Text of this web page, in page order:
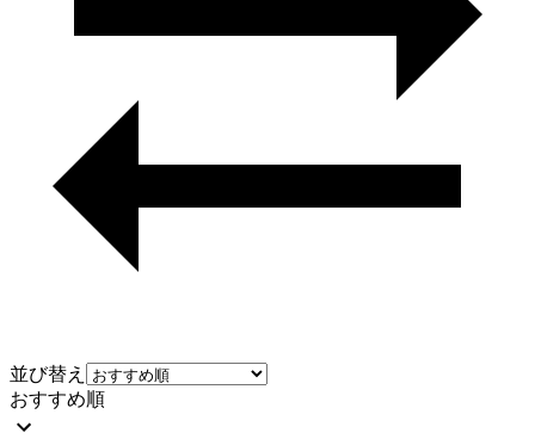
並び替え
おすすめ順